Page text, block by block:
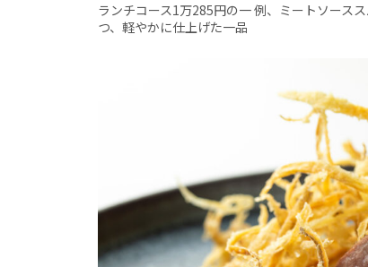
ランチコース1万285円の一 例、ミートソース
つ、軽やかに仕上げた一品